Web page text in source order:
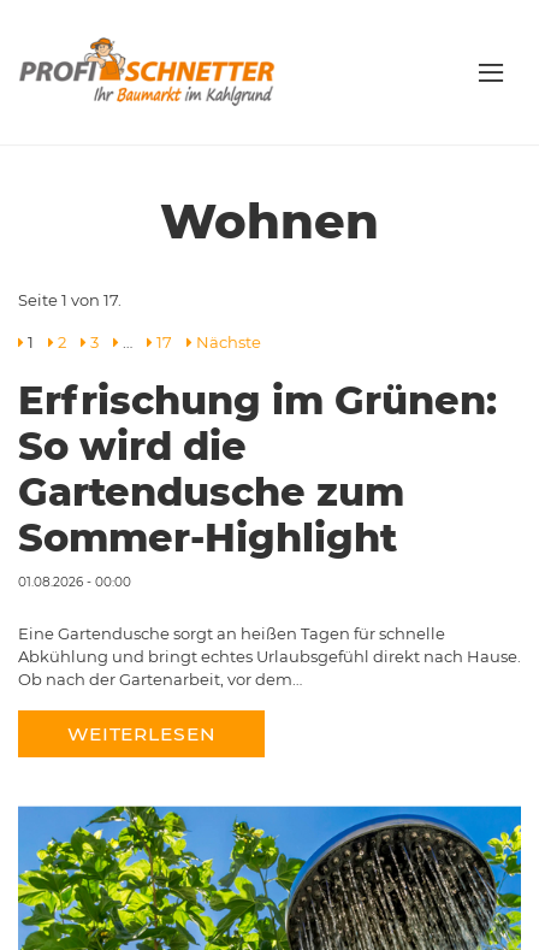
Wohnen
Seite 1 von 17.
1 2 3 17 Nächste
Erfrischung im Grünen:
So wird die
Gartendusche zum
Sommer-Highlight
01.08.2026 - 00:00
Eine Gartendusche sorgt an heißen Tagen für schnelle
Abkühlung und bringt echtes Urlaubsgefühl direkt nach Hause.
Ob nach der Gartenarbeit, vor dem…
WEITERLESEN